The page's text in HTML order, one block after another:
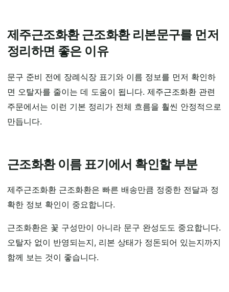
제주근조화환 근조화환 리본문구를 먼저
정리하면 좋은 이유
문구 준비 전에 장례식장 표기와 이름 정보를 먼저 확인하
면 오탈자를 줄이는 데 도움이 됩니다. 제주근조화환 관련
주문에서는 이런 기본 정리가 전체 흐름을 훨씬 안정적으로
만듭니다.
근조화환 이름 표기에서 확인할 부분
제주근조화환 근조화환은 빠른 배송만큼 정중한 전달과 정
확한 정보 확인이 중요합니다.
근조화환은 꽃 구성만이 아니라 문구 완성도도 중요합니다.
오탈자 없이 반영되는지, 리본 상태가 정돈되어 있는지까지
함께 보는 것이 좋습니다.